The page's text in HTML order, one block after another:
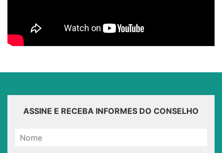
ASSINE E RECEBA INFORMES DO CONSELHO